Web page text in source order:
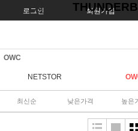
로그인 회원가입
OWC
NETSTOR
최신순 낮은가격 높은